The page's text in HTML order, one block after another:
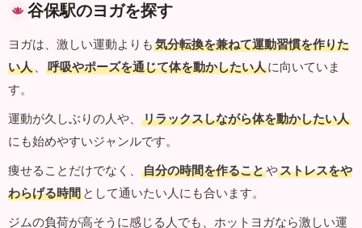
谷保駅のヨガを探す
ヨガは、激しい運動よりも 気分転換を兼ねて運動習慣を作りた
い人 、 呼吸やポーズを通じて体を動かしたい人に向いていま
す。
運動が久しぶりの人や、
リラックスしながら体を動かしたい人
にも始めやすいジャンルです。
痩せることだけでなく、
自分の時間を作ることやストレスをや
わらげる時間 として通いたい人にも合います。
ジムの負荷が高そうに感じる人でも、ホットヨガなら激しい運